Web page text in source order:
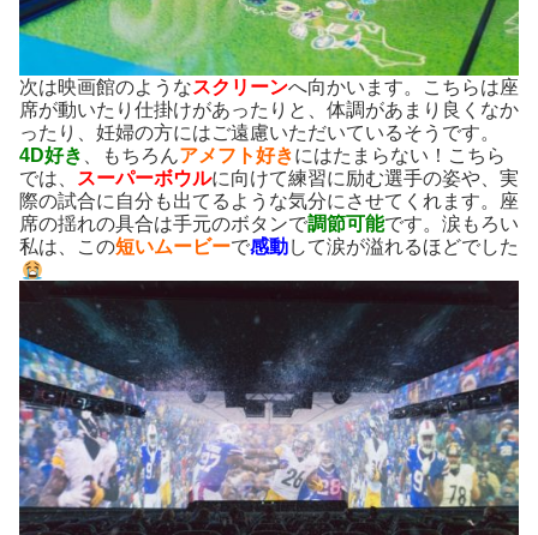
次は映画館のようなスクリーンへ向かいます。こちらは座
席が動いたり仕掛けがあったりと、体調があまり良くなか
ったり、妊婦の方にはご遠慮いただいているそうです。
4D好き
、もちろんアメフト好きにはたまらない！こちら
では、
スーパーボウルに向けて練習に励む選手の姿や、実
際の試合に自分も出てるような気分にさせてくれます。座
席の揺れの具合は手元のボタンで調節可能です。涙もろい
私は、この短いムービーで感動して涙が溢れるほどでした